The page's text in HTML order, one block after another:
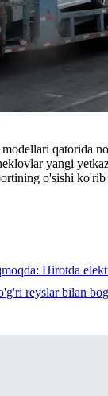
qatorida
yangi
o'sishi
Hirotda
reyslar bilan